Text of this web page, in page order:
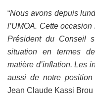
“Nous avons depuis
l’UMOA. Cette
Président du Conseil
situation en termes
matière d’inflation. Les
aussi de notre
Jean Claude Kassi Brou